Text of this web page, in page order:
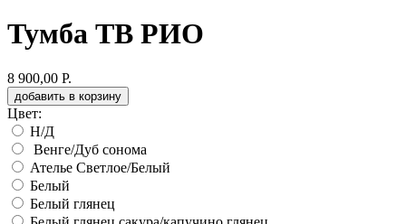
Тумба ТВ РИО
8 900,00 Р.
добавить в корзину
Цвет:
Н/Д
Венге/Дуб сонома
Ателье Светлое/Белый
Белый
Белый глянец